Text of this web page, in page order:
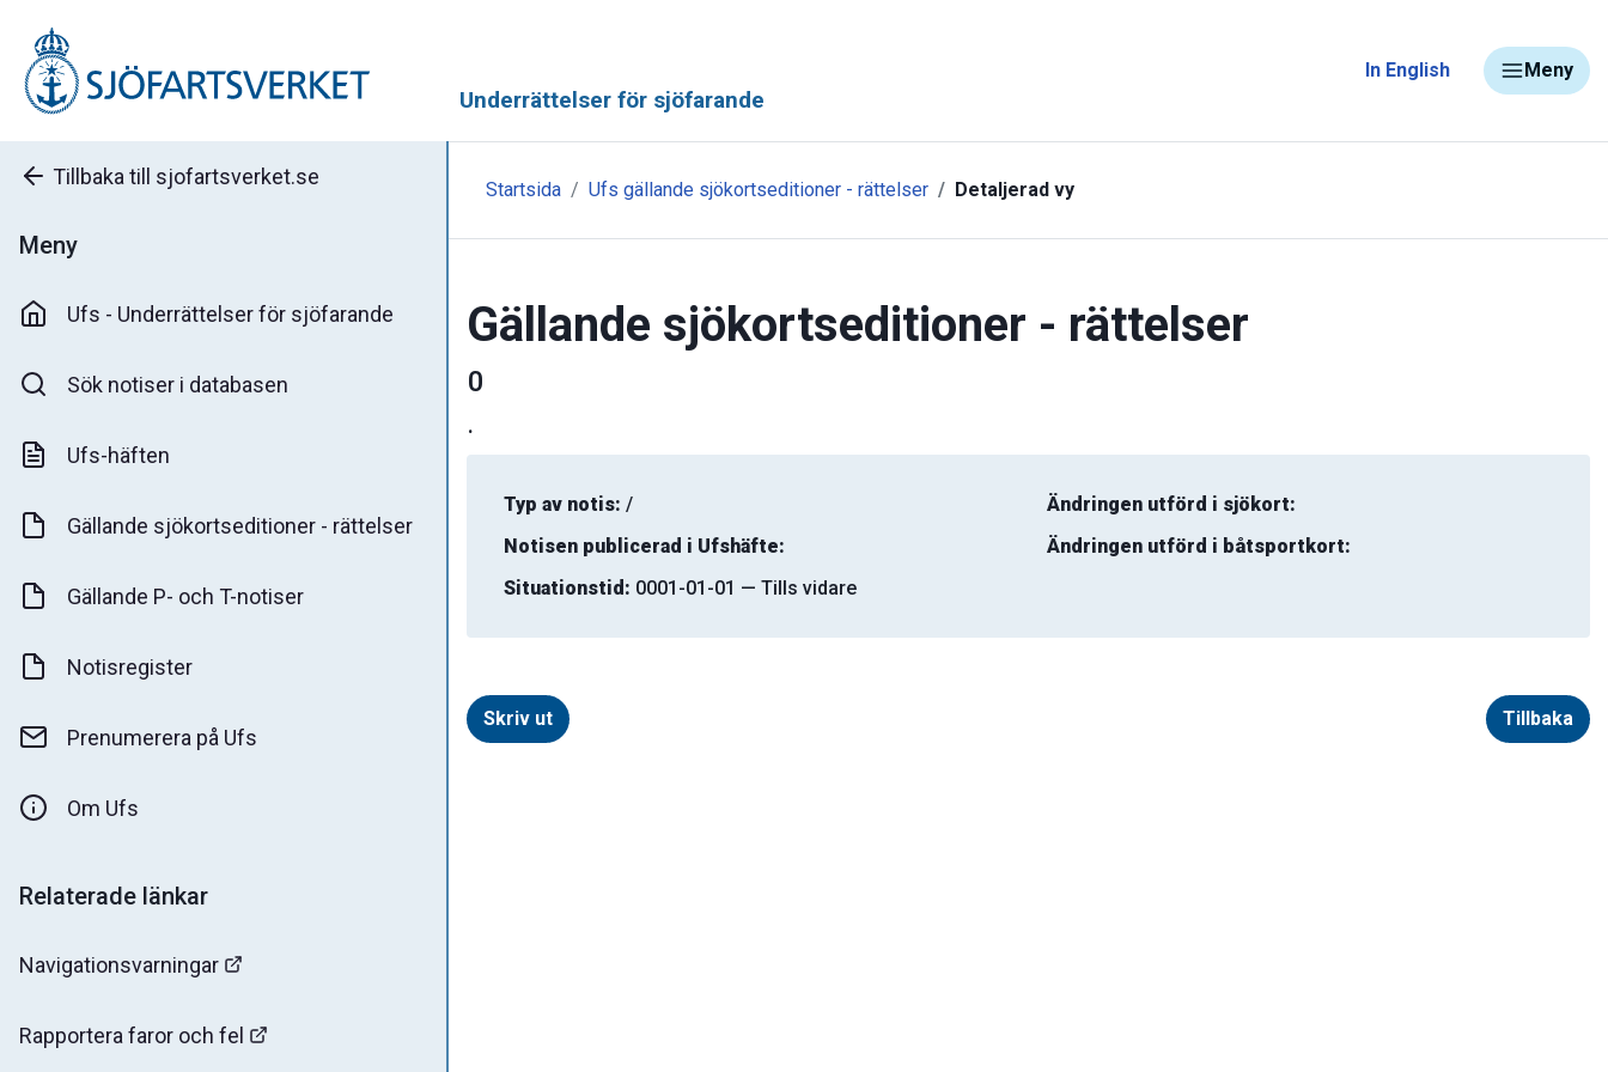
Underrättelser för sjöfarande
In English Meny
Tillbaka till sjofartsverket.se
Meny
Ufs - Underrättelser för sjöfarande
Sök notiser i databasen
Ufs-häften
Gällande sjökortseditioner - rättelser
Gällande P- och T-notiser
Notisregister
Prenumerera på Ufs
Om Ufs
Relaterade länkar
Navigationsvarningar
Rapportera faror och fel
Startsida Ufs gällande sjökortseditioner - rättelser Detaljerad vy
Gällande sjökortseditioner - rättelser
0
.
Typ av notis: /
Notisen publicerad i Ufshäfte:
Situationstid: 0001-01-01 — Tills vidare
Ändringen utförd i sjökort:
Ändringen utförd i båtsportkort:
Skriv ut Tillbaka